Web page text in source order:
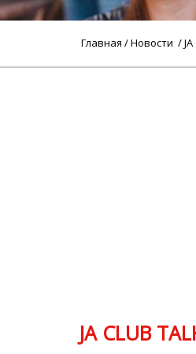
Главная /Новости /
JA CLUB